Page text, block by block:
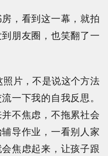
，看到这一幕，就拍
朋友圈，也笑翻了一
片，不是说这个方法
一下我的自我反思。
不焦虑，不拖累社会
导作业，一看别人家
焦虑起来，让孩子跟